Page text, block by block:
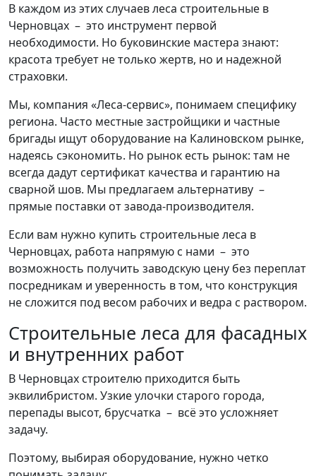
В каждом из этих случаев леса строительные в
Черновцах – это инструмент первой
необходимости. Но буковинские мастера знают:
красота требует не только жертв, но и надежной
страховки.
Мы, компания «Леса-сервис», понимаем специфику
региона. Часто местные застройщики и частные
бригады ищут оборудование на Калиновском рынке,
надеясь сэкономить. Но рынок есть рынок: там не
всегда дадут сертификат качества и гарантию на
сварной шов. Мы предлагаем альтернативу –
прямые поставки от завода-производителя.
Если вам нужно купить строительные леса в
Черновцах, работа напрямую с нами – это
возможность получить заводскую цену без переплат
посредникам и уверенность в том, что конструкция
не сложится под весом рабочих и ведра с раствором.
Строительные леса для фасадных
и внутренних работ
В Черновцах строителю приходится быть
эквилибристом. Узкие улочки старого города,
перепады высот, брусчатка – всё это усложняет
задачу.
Поэтому, выбирая оборудование, нужно четко